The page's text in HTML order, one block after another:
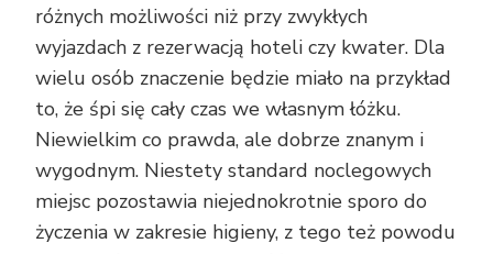
różnych możliwości niż przy zwykłych
wyjazdach z rezerwacją hoteli czy kwater. Dla
wielu osób znaczenie będzie miało na przykład
to, że śpi się cały czas we własnym łóżku.
Niewielkim co prawda, ale dobrze znanym i
wygodnym. Niestety standard noclegowych
miejsc pozostawia niejednokrotnie sporo do
życzenia w zakresie higieny, z tego też powodu